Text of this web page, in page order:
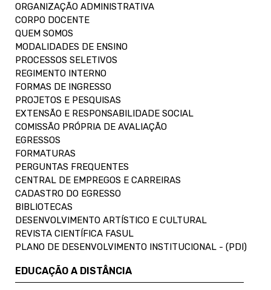
ORGANIZAÇÃO ADMINISTRATIVA
CORPO DOCENTE
QUEM SOMOS
MODALIDADES DE ENSINO
PROCESSOS SELETIVOS
REGIMENTO INTERNO
FORMAS DE INGRESSO
PROJETOS E PESQUISAS
EXTENSÃO E RESPONSABILIDADE SOCIAL
COMISSÃO PRÓPRIA DE AVALIAÇÃO
EGRESSOS
FORMATURAS
PERGUNTAS FREQUENTES
CENTRAL DE EMPREGOS E CARREIRAS
CADASTRO DO EGRESSO
BIBLIOTECAS
DESENVOLVIMENTO ARTÍSTICO E CULTURAL
REVISTA CIENTÍFICA FASUL
PLANO DE DESENVOLVIMENTO INSTITUCIONAL - (PDI)
EDUCAÇÃO A DISTÂNCIA